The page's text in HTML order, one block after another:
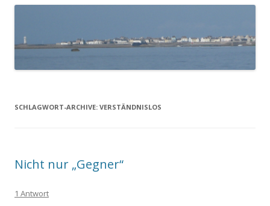
SCHLAGWORT-ARCHIVE: VERSTÄNDNISLOS
Nicht nur „Gegner“
1 Antwort